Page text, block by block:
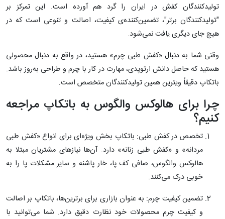
تولیدکنندگان کفش در ایران را گرد هم آورده است. این تمرکز بر
"تولیدکنندگان برتر"، تضمین‌کننده‌ی کیفیت، اصالت و تنوعی است که در
هیچ جای دیگری یافت نمی‌شود.
وقتی شما به دنبال «کفش طبی چرم» هستید، در واقع به دنبال محصولی
هستید که حاصل دانش ارتوپدی، مهارت در کار با چرم و طراحی به‌روز باشد.
باتکاپ دقیقاً ویترین همین تولیدکنندگان متخصص است.
چرا برای هالوکس والگوس به باتکاپ مراجعه
کنیم؟
تخصص در کفش طبی: باتکاپ بخش ویژه‌ای برای انواع «کفش طبی
مردانه» و «کفش طبی زنانه» دارد. آن‌ها نیازهای مشتریان مبتلا به
هالوکس والگوس، صافی کف پا، خار پاشنه و سایر مشکلات پا را به
خوبی درک می‌کنند.
تضمین کیفیت چرم: به عنوان بازاری برای برترین‌ها، باتکاپ بر اصالت
و کیفیت چرم محصولات خود نظارت دقیق دارد. شما می‌توانید با